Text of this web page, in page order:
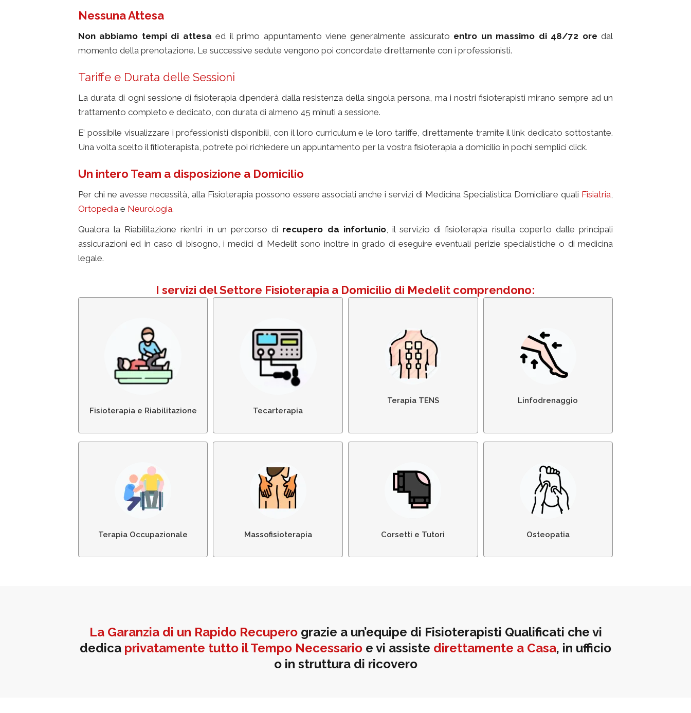
Nessuna Attesa
Non abbiamo tempi di attesa ed il primo appuntamento viene generalmente assicurato entro un massimo di 48/72 oredal
momento della prenotazione. Le successive sedute vengono poi concordate direttamente con i professionisti.
Tariffe e Durata delle Sessioni
La durata di ogni sessione di fisioterapia dipenderà dalla resistenza della singola persona, ma i nostri fisioterapisti mirano sempre ad un
trattamento completo e dedicato, con durata di almeno 45 minuti a sessione.
E’ possibile visualizzare i professionisti disponibili, con il loro curriculum e le loro tariffe, direttamente tramite il link dedicato sottostante.
Una volta scelto il fitioterapista, potrete poi richiedere un appuntamento per la vostra fisioterapia a domicilio in pochi semplici click.
Un intero Team a disposizione a Domicilio
Per chi ne avesse necessità, alla Fisioterapia possono essere associati anche i servizi di Medicina Specialistica Domiciliare quali Fisiatria
Ortopediae Neurologia.
Qualora la Riabilitazione rientri in un percorso di recupero da infortunio, il servizio di fisioterapia risulta coperto dalle principali
assicurazioni ed in caso di bisogno, i medici di Medelit sono inoltre in grado di eseguire eventuali perizie specialistiche o di medicina
legale.
I servizi del Settore Fisioterapia a Domicilio di Medelit comprendono:
Fisioterapia e Riabilitazione
Fisioterapia e Riabilitazione
Tecarterapia
Tecarterapia Patologie
Traumatologiche
Terapia TENS
Terapia TENS per il Dolore
Linfodrenaggio
Linfodrenaggio
Terapia Occupazionale
Terapia Occupazionale
Massofisioterapia
Massofisioterapia:
Massaggio Terapeutico
Corsetti e Tutori
Fornitura e Posizionamento
di Corsetti e Tutori
Osteopatia
Osteopatia e
Manipolazione Manuale
La Garanzia di un Rapido Recupero grazie a un’equipe di Fisioterapisti Qualificati che vi
dedica privatamente tutto il Tempo Necessario e vi assiste direttamente a Casa, in ufficio
o in struttura di ricovero